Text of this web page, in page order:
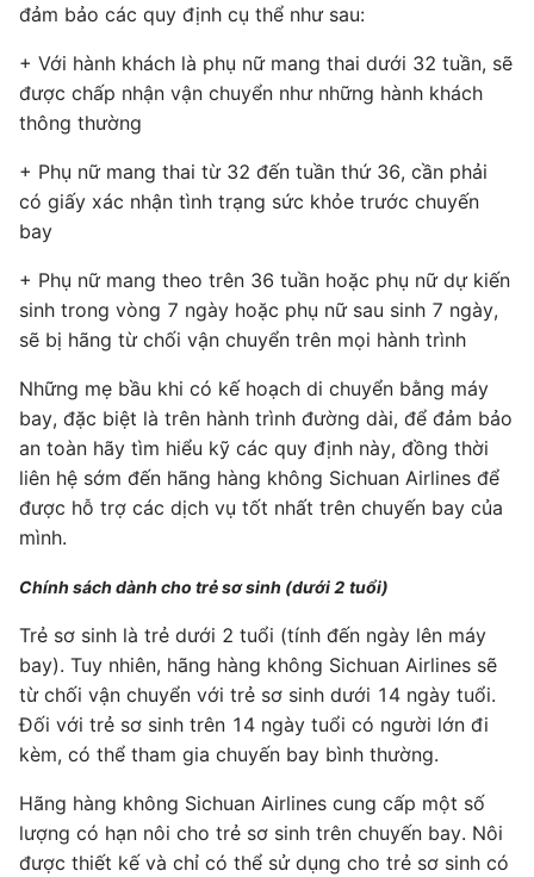
đảm bảo các quy định cụ thể như sau:
+ Với hành khách là phụ nữ mang thai dưới 32 tuần, sẽ
được chấp nhận vận chuyển như những hành khách
thông thường
+ Phụ nữ mang thai từ 32 đến tuần thứ 36, cần phải
có giấy xác nhận tình trạng sức khỏe trước chuyến
bay
+ Phụ nữ mang theo trên 36 tuần hoặc phụ nữ dự kiến
sinh trong vòng 7 ngày hoặc phụ nữ sau sinh 7 ngày,
sẽ bị hãng từ chối vận chuyển trên mọi hành trình
Những mẹ bầu khi có kế hoạch di chuyển bằng máy
bay, đặc biệt là trên hành trình đường dài, để đảm bảo
an toàn hãy tìm hiểu kỹ các quy định này, đồng thời
liên hệ sớm đến hãng hàng không Sichuan Airlines để
được hỗ trợ các dịch vụ tốt nhất trên chuyến bay của
mình.
Chính sách dành cho trẻ sơ sinh (dưới 2 tuổi)
Trẻ sơ sinh là trẻ dưới 2 tuổi (tính đến ngày lên máy
bay). Tuy nhiên, hãng hàng không Sichuan Airlines sẽ
từ chối vận chuyển với trẻ sơ sinh dưới 14 ngày tuổi.
Đối với trẻ sơ sinh trên 14 ngày tuổi có người lớn đi
kèm, có thể tham gia chuyến bay bình thường.
Hãng hàng không Sichuan Airlines cung cấp một số
lượng có hạn nôi cho trẻ sơ sinh trên chuyến bay. Nôi
được thiết kế và chỉ có thể sử dụng cho trẻ sơ sinh có